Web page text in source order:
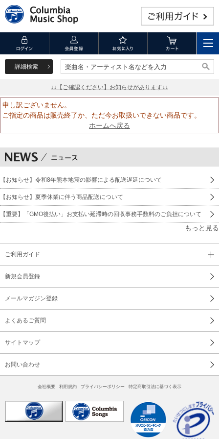
詳細検索 楽曲名・アーティスト名などを入力
楽曲名・アーティスト名などを入力
↓↓【ご確認ください】お知らせがあります↓↓
申し訳ございません。
ご指定の商品は販売終了か、ただ今お取扱いできない商品です。
ホームへ戻る
【お知らせ】令和8年熊本地震の影響による配送遅延について
【お知らせ】夏季休業に伴う商品配送について
【重要】「GMO後払い」お支払い延滞時の回収事務手数料のご負担について
もっと見る
ご利用ガイド
新規会員登録
メールマガジン登録
よくあるご質問
サイトマップ
お問い合わせ
会社概要 利用規約 プライバシーポリシー 特定商取引法に基づく表示